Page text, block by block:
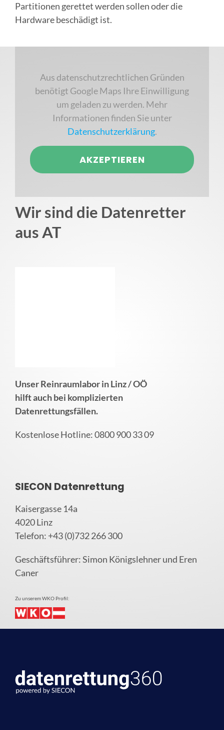
Partitionen gerettet werden sollen oder die
Hardware beschädigt ist.
Aus datenschutzrechtlichen Gründen
benötigt Google Maps Ihre Einwilligung
um geladen zu werden. Mehr
Informationen finden Sie unter
Datenschutzerklärung.
AKZEPTIEREN
Wir sind die Datenretter
aus AT
Unser Reinraumlabor in Linz / OÖ
hilft auch bei komplizierten
Datenrettungsfällen.
Kostenlose Hotline: 0800 900 33 09
SIECON Datenrettung
Kaisergasse 14a
4020 Linz
Telefon: +43 (0)732 266 300
Geschäftsführer: Simon Königslehner und Eren
Caner
Zu unserem WKO Profil: